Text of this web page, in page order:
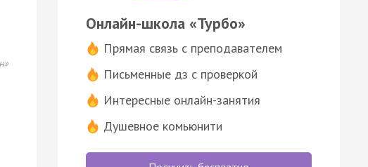
Онлайн-школа «Турбо»
Прямая связь с преподавателем
Письменные дз с проверкой
Интересные онлайн-занятия
Душевное комьюнити